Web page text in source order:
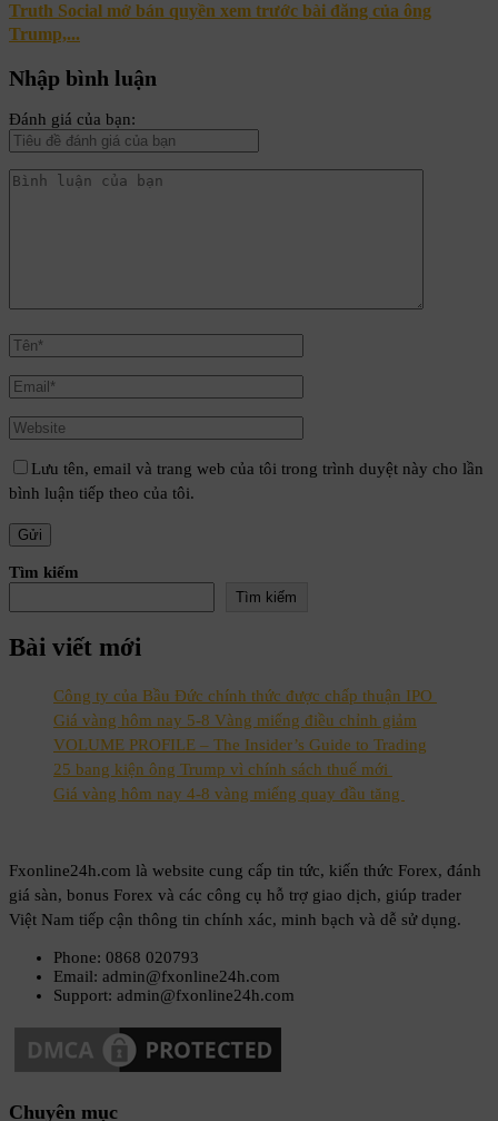
Truth Social mở bán quyền xem trước bài đăng của ông
Trump,...
Nhập bình luận
Đánh giá của bạn:
Lưu tên, email và trang web của tôi trong trình duyệt này cho lần
bình luận tiếp theo của tôi.
Tìm kiếm
Tìm kiếm
Bài viết mới
Công ty của Bầu Đức chính thức được chấp thuận IPO
Giá vàng hôm nay 5-8 Vàng miếng điều chỉnh giảm
VOLUME PROFILE – The Insider’s Guide to Trading
25 bang kiện ông Trump vì chính sách thuế mới
Giá vàng hôm nay 4-8 vàng miếng quay đầu tăng
Fxonline24h.com là website cung cấp tin tức, kiến thức Forex, đánh
giá sàn, bonus Forex và các công cụ hỗ trợ giao dịch, giúp trader
Việt Nam tiếp cận thông tin chính xác, minh bạch và dễ sử dụng.
Phone: 0868 020793
Email: admin@fxonline24h.com
Support: admin@fxonline24h.com
Chuyên mục